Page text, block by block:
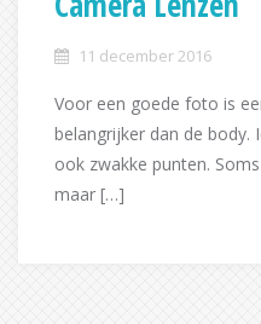
11 december 2016
Voor een goede foto is
belangrijker dan de body.
ook zwakke punten.
maar […]